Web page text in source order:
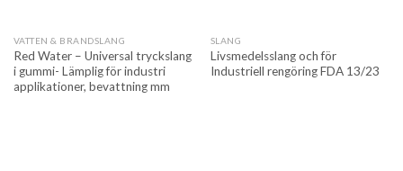
VATTEN & BRANDSLANG
Red Water – Universal tryckslang
i gummi- Lämplig för industri
applikationer, bevattning mm
SLANG
Livsmedelsslang och för
Industriell rengöring FDA 13/23